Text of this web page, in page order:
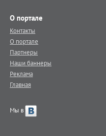
О портале
Контакты
О портале
Партнеры
Наши баннеры
Реклама
Главная
Мы в